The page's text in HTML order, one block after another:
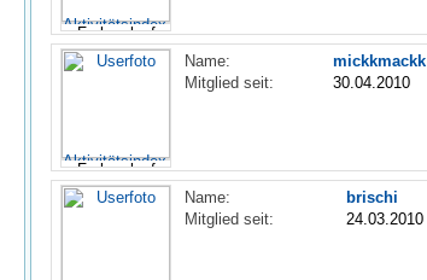
Name:
mickkmackk
Mitglied seit:
30.04.2010
Name:
brischi
Mitglied seit:
24.03.2010